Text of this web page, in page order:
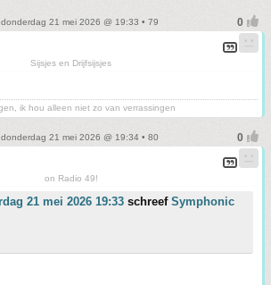
donderdag 21 mei 2026 @ 19:33 • 79
Sijsjes en Drijfsijsjes
ik hou alleen niet zo van verrassingen
donderdag 21 mei 2026 @ 19:34 • 80
on Radio 49!
21 mei 2026 19:33 schreef Symphonic